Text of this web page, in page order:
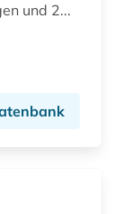
und 2...